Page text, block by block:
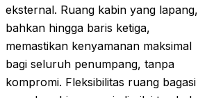
eksternal. Ruang kabin yang lapang,
bahkan hingga baris ketiga,
memastikan kenyamanan maksimal
bagi seluruh penumpang, tanpa
kompromi. Fleksibilitas ruang bagasi